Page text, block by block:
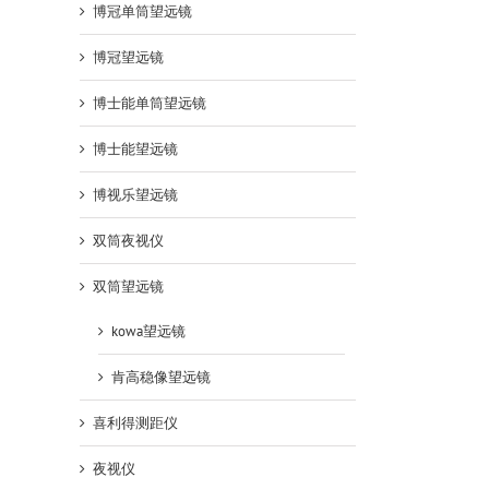
博冠单筒望远镜
博冠望远镜
博士能单筒望远镜
博士能望远镜
博视乐望远镜
双筒夜视仪
双筒望远镜
kowa望远镜
肯高稳像望远镜
喜利得测距仪
夜视仪